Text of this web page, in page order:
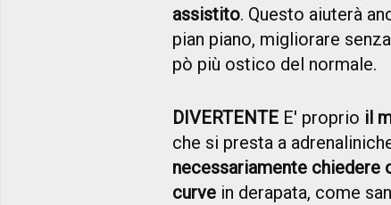
assistito. Questo aiuterà
pian piano, migliorare
pò più ostico del normale.
DIVERTENTE E' proprio il
che si presta a
necessariamente chiedere
curve in derapata, come